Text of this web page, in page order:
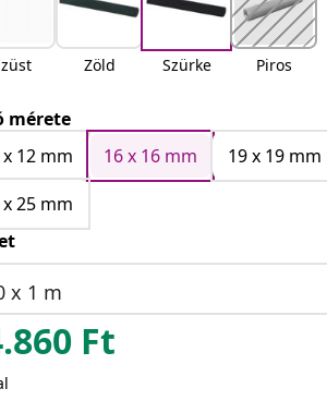
Zöld Szürke Piros
mérete
x 12 mm
16 x 16 mm
19 x 19 mm
25 mm
x 1 m
Ft